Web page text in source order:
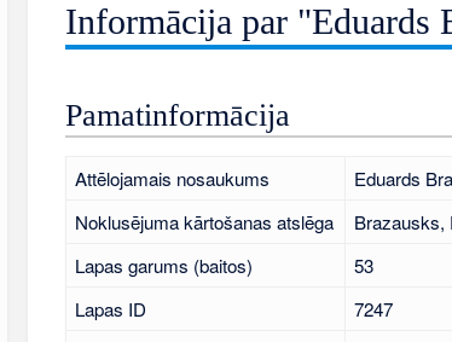
Informācija par "Eduards
Pamatinformācija
Attēlojamais nosaukums
Eduards
Noklusējuma kārtošanas atslēga
Brazausks,
Lapas garums (baitos)
53
Lapas ID
7247